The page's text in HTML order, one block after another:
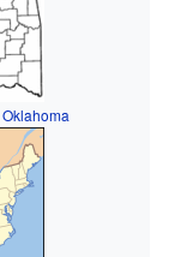
Oklahoma